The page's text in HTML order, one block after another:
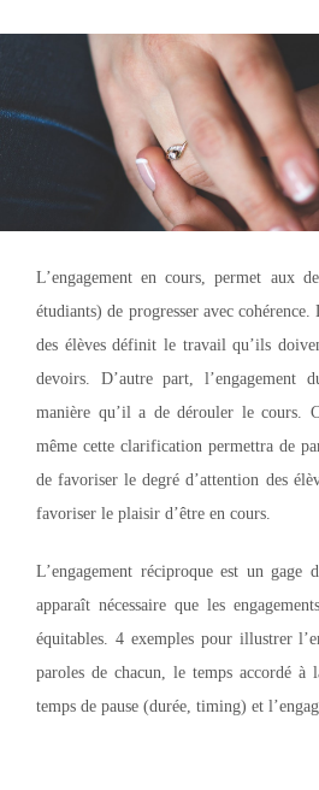
L’engagement en cours, permet aux
étudiants) de progresser avec cohérence.
des élèves définit le travail qu’ils
devoirs. D’autre part, l’engagement
manière qu’il a de dérouler le cours.
même cette clarification permettra de
de favoriser le degré d’attention des
favoriser le plaisir d’être en cours.
L’engagement réciproque est un gage
apparaît nécessaire que les
équitables. 4 exemples pour illustrer
paroles de chacun, le temps accordé à
temps de pause (durée, timing) et